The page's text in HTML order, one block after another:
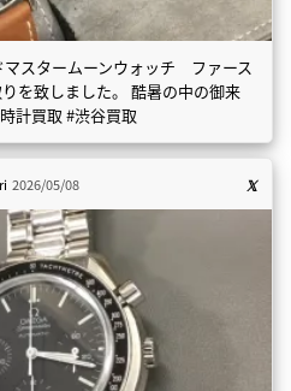
スタームーンウォッチ ファース
を致しました。 酷暑の中の御来
計買取 #渋谷買取
2026/05/08